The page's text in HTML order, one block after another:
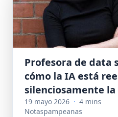
Profesora de data
cómo la IA está
silenciosamente la
19 mayo 2026 · 4 mins
Notaspampeanas